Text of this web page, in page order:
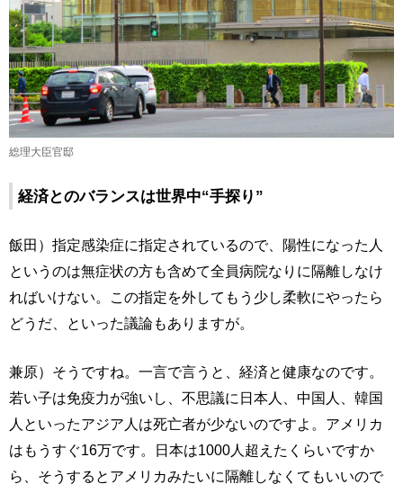
総理大臣官邸
経済とのバランスは世界中“手探り”
飯田）指定感染症に指定されているので、陽性になった人
というのは無症状の方も含めて全員病院なりに隔離しなけ
ればいけない。この指定を外してもう少し柔軟にやったら
どうだ、といった議論もありますが。
兼原）そうですね。一言で言うと、経済と健康なのです。
若い子は免疫力が強いし、不思議に日本人、中国人、韓国
人といったアジア人は死亡者が少ないのですよ。アメリカ
はもうすぐ16万です。日本は1000人超えたくらいですか
ら、そうするとアメリカみたいに隔離しなくてもいいので